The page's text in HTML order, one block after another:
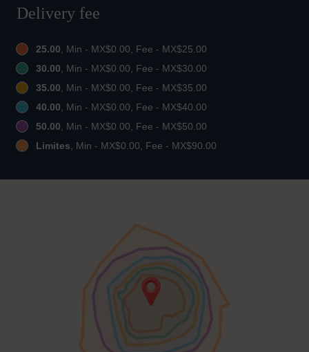
Delivery fee
25.00, Min - MX$0.00, Fee - MX$25.00
30.00, Min - MX$0.00, Fee - MX$30.00
35.00, Min - MX$0.00, Fee - MX$35.00
40.00, Min - MX$0.00, Fee - MX$40.00
50.00, Min - MX$0.00, Fee - MX$50.00
Limites, Min - MX$0.00, Fee - MX$90.00